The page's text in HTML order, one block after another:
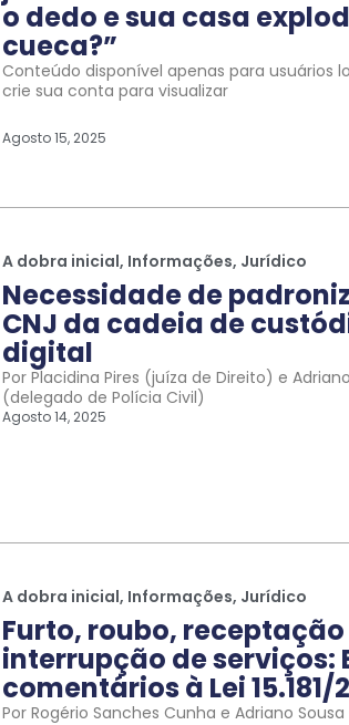
o dedo e sua casa
cueca?”
Conteúdo disponível apenas para usuários
crie sua conta para visualizar
Agosto 15, 2025
A dobra inicial, Informações, Jurídico
Necessidade de
CNJ da cadeia de
digital
Por Placidina Pires (juíza de Direito) e
(delegado de Polícia Civil)
Agosto 14, 2025
A dobra inicial, Informações, Jurídico
Furto, roubo, receptação
interrupção de serviços:
comentários à Lei 15.181/
Por Rogério Sanches Cunha e Adriano